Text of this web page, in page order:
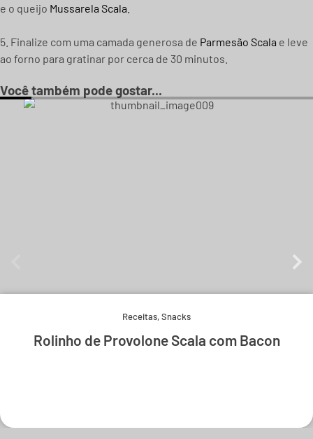
e o queijo Mussarela Scala.
5. Finalize com uma camada generosa de Parmesão Scala e leve
ao forno para gratinar por cerca de 30 minutos.
Você também pode gostar...
Receitas,Snacks
Rolinho de Provolone Scala com Bacon